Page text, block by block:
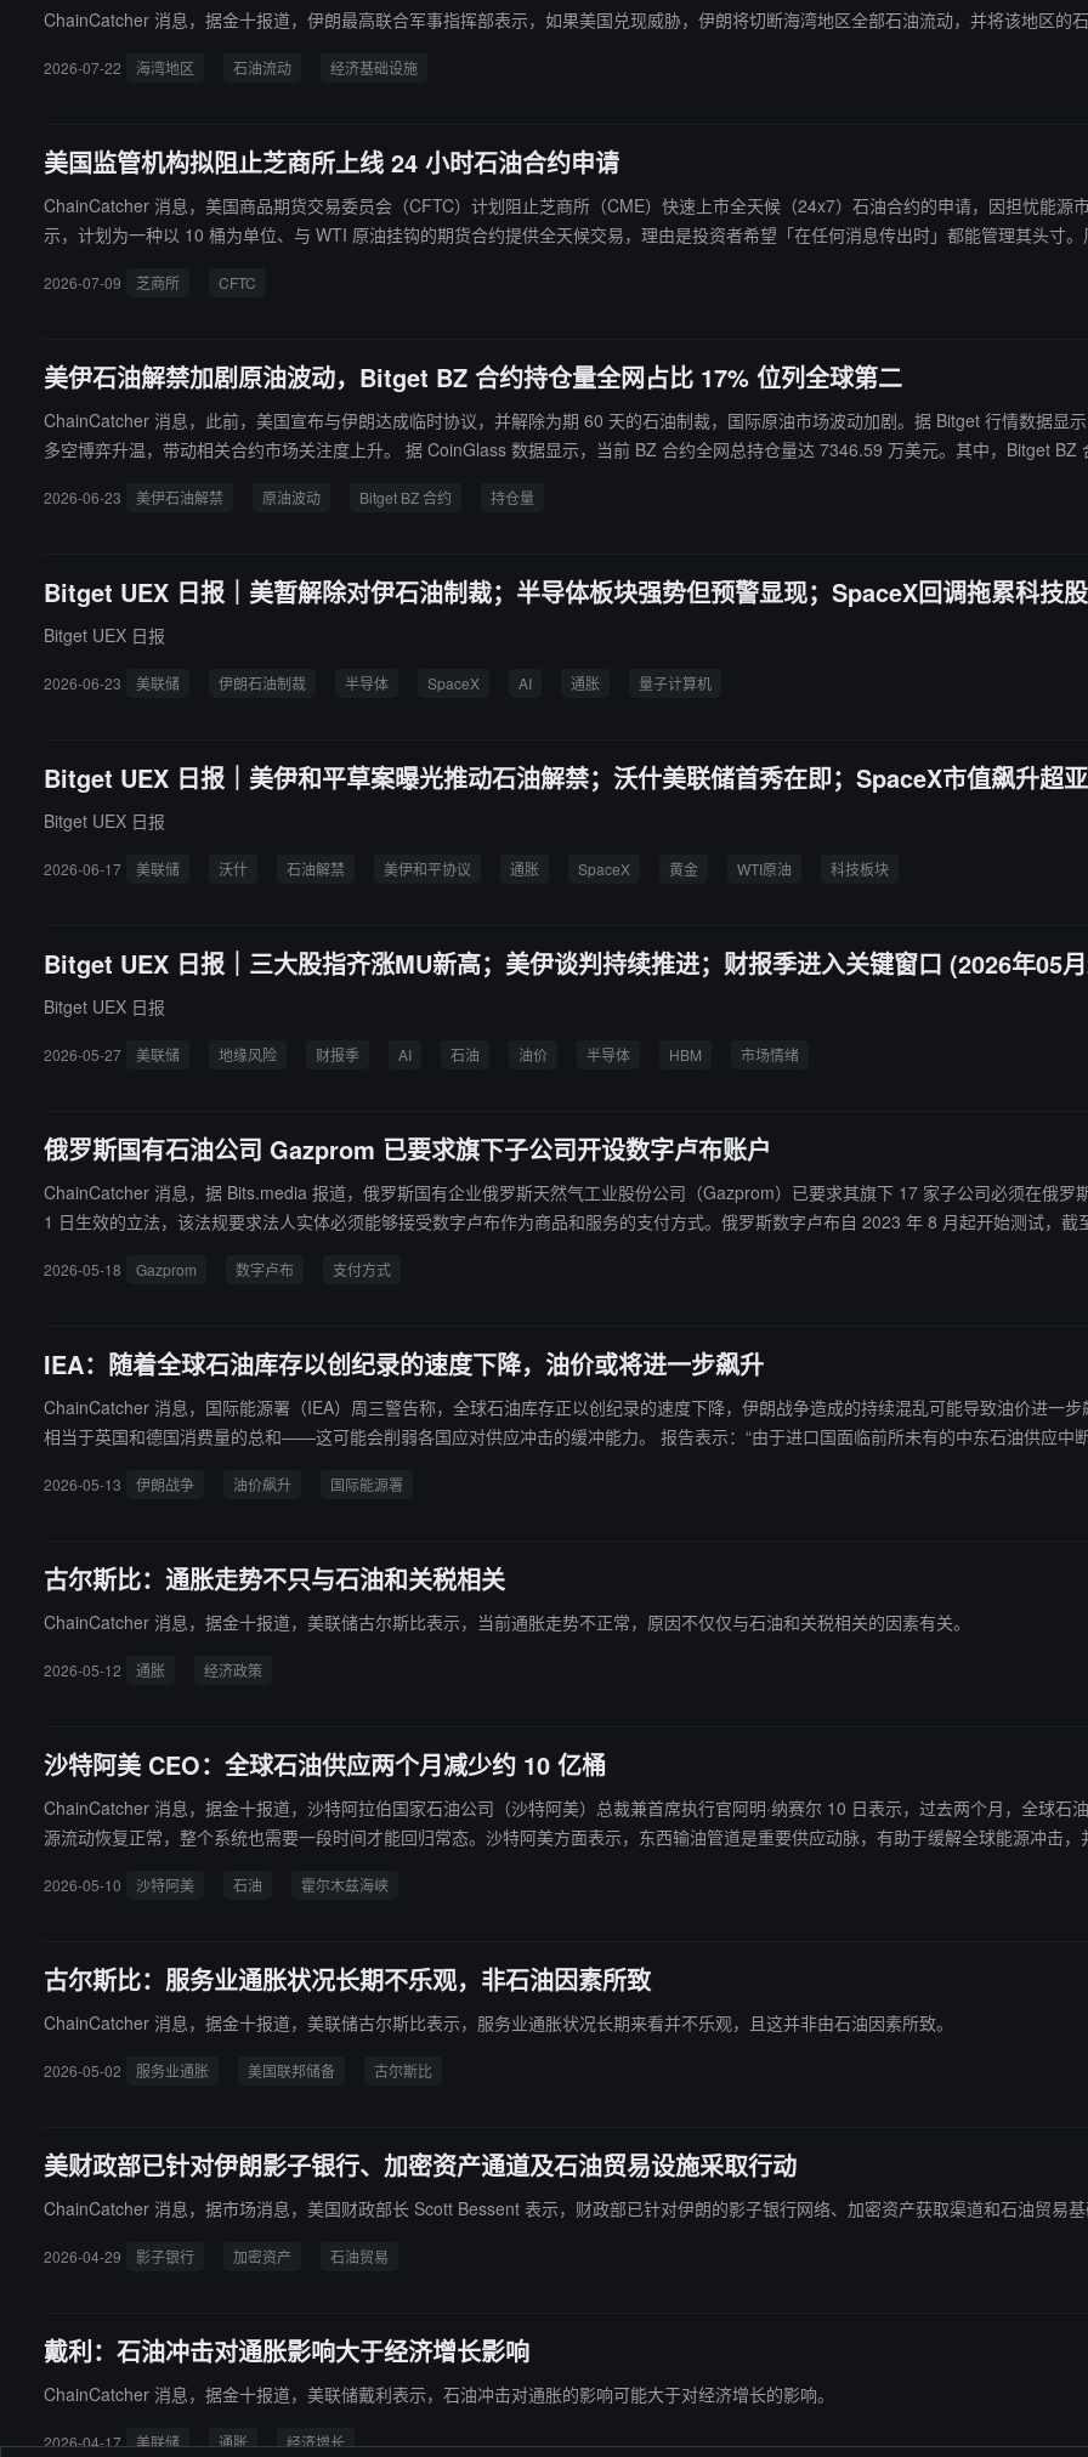
ChainCatcher 消息，据金十报道，伊朗最高联合军事指挥部表示，如果美国兑现威胁，伊朗将切断海湾地区全部石油流动，并将该地区的
2026-07-22 海湾地区 石油流动 经济基础设施
美国监管机构拟阻止芝商所上线 24 小时石油合约申请
ChainCatcher 消息，美国商品期货交易委员会（CFTC）计划阻止芝商所（CME）快速上市全天候（24x7）石油合约的申请，因担忧能源市场尚未准
示，计划为一种以 10 桶为单位、与 WTI 原油挂钩的期货合约提供全天候交易，理由是投资者希望「在任何消息传出时」都能管理其头寸
CME 就同一产品提交的另一份申请（需经过 45 天审查期）仍在监管机构的审议中。
2026-07-09 芝商所 CFTC
美伊石油解禁加剧原油波动，Bitget BZ 合约持仓量全网占比 17% 位列全球第二
ChainCatcher 消息，此前，美国宣布与伊朗达成临时协议，并解除为期 60 天的石油制裁，国际原油市场波动加剧。据 Bitget 行情数据显
多空博弈升温，带动相关合约市场关注度上升。 据 CoinGlass 数据显示，当前 BZ 合约全网总持仓量达 7346.59 万美元。其中，Bitget BZ 合约持仓量达 1254.37 万美元，以 17.07% 的市占率位居全球第
2026-06-23 美伊石油解禁 原油波动 Bitget BZ 合约 持仓量
Bitget UEX 日报｜美暂解除对伊石油制裁；半导体板块强势但预警显现；SpaceX回调拖累科技股
Bitget UEX 日报
2026-06-23 美联储 伊朗石油制裁 半导体 SpaceX AI 通胀 量子计算机
Bitget UEX 日报｜美伊和平草案曝光推动石油解禁；沃什美联储首秀在即；SpaceX市值飙升超
Bitget UEX 日报
2026-06-17 美联储 沃什 石油解禁 美伊和平协议 通胀 SpaceX 黄金 WTI原油 科技板块
Bitget UEX 日报｜三大股指齐涨MU新高；美伊谈判持续推进；财报季进入关键窗口 (2026年05
Bitget UEX 日报
2026-05-27 美联储 地缘风险 财报季 AI 石油 油价 半导体 HBM 市场情绪
俄罗斯国有石油公司 Gazprom 已要求旗下子公司开设数字卢布账户
ChainCatcher 消息，据 Bits.media 报道，俄罗斯国有企业俄罗斯天然气工业股份公司（Gazprom）已要求其旗下 17 家子公司必须在俄
1 日生效的立法，该法规要求法人实体必须能够接受数字卢布作为商品和服务的支付方式。俄罗斯数字卢布自 2023 年 8 月起开始测试，
2026-05-18 Gazprom 数字卢布 支付方式
IEA：随着全球石油库存以创纪录的速度下降，油价或将进一步飙升
ChainCatcher 消息，国际能源署（IEA）周三警告称，全球石油库存正以创纪录的速度下降，伊朗战争造成的持续混乱可能导致油价进
相当于英国和德国消费量的总和——这可能会削弱各国应对供应冲击的缓冲能力。 报告表示：“由于进口国面临前所未有的中东石油供应中断，世界石油库存正以创纪录的速度下降。在持续不断的干扰下，缓
2026-05-13 伊朗战争 油价飙升 国际能源署
古尔斯比：通胀走势不只与石油和关税相关
ChainCatcher 消息，据金十报道，美联储古尔斯比表示，当前通胀走势不正常，原因不仅仅与石油和关税相关的因素有关。
2026-05-12 通胀 经济政策
沙特阿美 CEO：全球石油供应两个月减少约 10 亿桶
ChainCatcher 消息，据金十报道，沙特阿拉伯国家石油公司（沙特阿美）总裁兼首席执行官阿明·纳赛尔 10 日表示，过去两个月，全球石油供应减少约 10 亿桶。 纳赛尔当天在
源流动恢复正常，整个系统也需要一段时间才能回归常态。沙特阿美方面表示，东西输油管道是重要供应动脉，有助于缓解全球能源冲击，
2026-05-10 沙特阿美 石油 霍尔木兹海峡
古尔斯比：服务业通胀状况长期不乐观，非石油因素所致
ChainCatcher 消息，据金十报道，美联储古尔斯比表示，服务业通胀状况长期来看并不乐观，且这并非由石油因素所致。
2026-05-02 服务业通胀 美国联邦储备 古尔斯比
美财政部已针对伊朗影子银行、加密资产通道及石油贸易设施采取行动
ChainCatcher 消息，据市场消息，美国财政部长 Scott Bessent 表示，财政部已针对伊朗的影子银行网络、加密资产获取渠道和石油贸易基
2026-04-29 影子银行 加密资产 石油贸易
戴利：石油冲击对通胀影响大于经济增长影响
ChainCatcher 消息，据金十报道，美联储戴利表示，石油冲击对通胀的影响可能大于对经济增长的影响。
2026-04-17 美联储 通胀 经济增长